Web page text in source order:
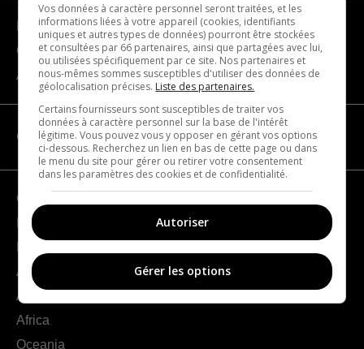
Become a partner
Contact us
About us
CATEGORIES
Geography
France
Americas
Asia
Africa
Oceania
Vos données à caractère personnel seront traitées, et les
informations liées à votre appareil (cookies, identifiants
uniques et autres types de données) pourront être stockées
et consultées par 66 partenaires, ainsi que partagées avec lui,
ou utilisées spécifiquement par ce site. Nos partenaires et
nous-mêmes sommes susceptibles d'utiliser des données de
géolocalisation précises. Liste des partenaires.
Certains fournisseurs sont susceptibles de traiter vos
données à caractère personnel sur la base de l'intérêt
légitime. Vous pouvez vous y opposer en gérant vos options
ci-dessous. Recherchez un lien en bas de cette page ou dans
le menu du site pour gérer ou retirer votre consentement
dans les paramètres des cookies et de confidentialité.
Autoriser
Gérer les options